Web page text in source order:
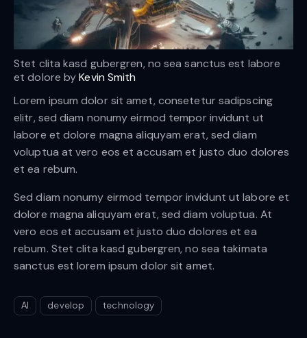
Stet clita kasd gubergren, no sea sanctus est labore
et dolore byKevin Smith
Lorem ipsum dolor sit amet, consetetur sadipscing
elitr, sed diam nonumy eirmod tempor invidunt ut
labore et dolore magna aliquyam erat, sed diam
voluptua at vero eos et accusam et justo duo dolores
et ea rebum.
Sed diam nonumy eirmod tempor invidunt ut labore et
dolore magna aliquyam erat, sed diam voluptua. At
vero eos et accusam et justo duo dolores et ea
rebum. Stet clita kasd gubergren, no sea takimata
sanctus est lorem ipsum dolor sit amet.
AI develop technology